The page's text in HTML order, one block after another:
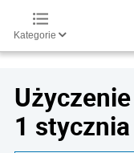
Kategorie
1